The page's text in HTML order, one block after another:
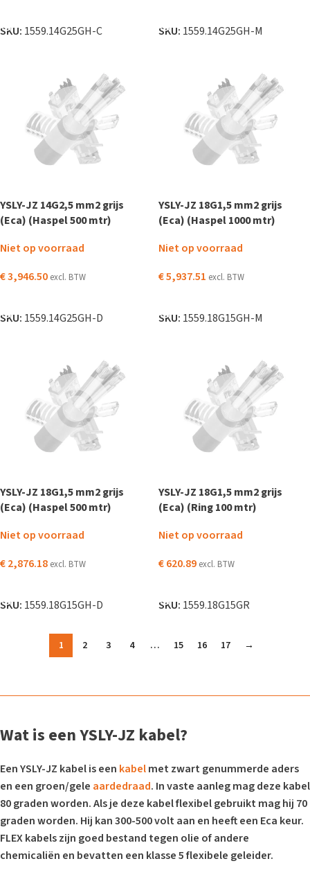
SKU: 1559.14G25GH-C SKU: 1559.14G25GH-M
YSLY-JZ 14G2,5 mm2 grijs
(Eca) (Haspel 500 mtr)
Niet op voorraad
€3,946.50 excl. BTW
SKU: 1559.14G25GH-D
YSLY-JZ 18G1,5 mm2 grijs
(Eca) (Haspel 1000 mtr)
Niet op voorraad
€5,937.51 excl. BTW
SKU: 1559.18G15GH-M
YSLY-JZ 18G1,5 mm2 grijs
(Eca) (Haspel 500 mtr)
Niet op voorraad
€2,876.18 excl. BTW
SKU: 1559.18G15GH-D
YSLY-JZ 18G1,5 mm2 grijs
(Eca) (Ring 100 mtr)
Niet op voorraad
€620.89 excl. BTW
SKU: 1559.18G15GR
1 2 3 4 … 15 16 17 →
Wat is een YSLY-JZ kabel?
Een YSLY-JZ kabel is een kabelmet zwart genummerde aders
en een groen/gele aardedraad. In vaste aanleg mag deze kabel
80 graden worden. Als je deze kabel flexibel gebruikt mag hij 70
graden worden. Hij kan 300-500 volt aan en heeft een Eca keur.
FLEX kabels zijn goed bestand tegen olie of andere
chemicaliën en bevatten een klasse 5 flexibele geleider.